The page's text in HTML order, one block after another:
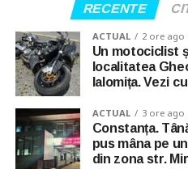
RECENTE
ACTUAL 2 ore ago
Un motociclist
localitatea
Ialomița. Vezi
ACTUAL 3 ore ago
Constanța.
pus mâna pe
din zona str.